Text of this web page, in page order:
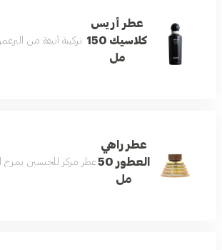
عطر أريس
كلاسيك 150
مل
تركيبة أنيقة من
عطر راهي
العطور 50
مل
عطر مركز للجنسين يمزج